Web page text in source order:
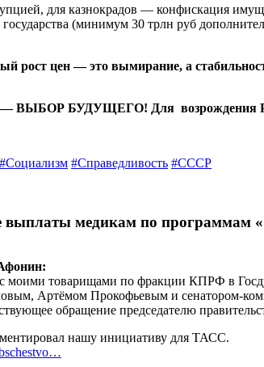
для казнокрадов — конфискация
(минимум 30 трлн руб
рост цен — это вымирание, а
ВЫБОР БУДУЩЕГО! Для возрождения
#Социализм #Справедливость #СССР
медикам по программам
моими товарищами по фракции КПРФ в
Артёмом Прокофьевым и сенатором-
обращение председателю
нашу инициативу для ТАСС.